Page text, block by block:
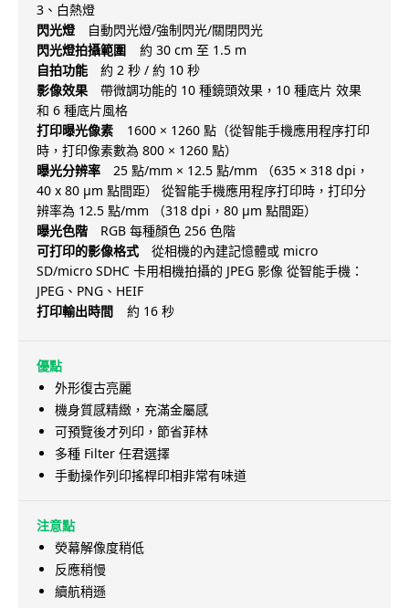
3、白熱燈
閃光燈
自動閃光燈/強制閃光/關閉閃光
閃光燈拍攝範圍
約 30 cm 至 1.5 m
自拍功能
約 2 秒 / 約 10 秒
影像效果
帶微調功能的 10 種鏡頭效果，10 種底片 效果
和 6 種底片風格
打印曝光像素
1600 × 1260 點（從智能手機應用程序打印
時，打印像素數為 800 × 1260 點）
曝光分辨率
25 點/mm × 12.5 點/mm （635 × 318 dpi，
40 x 80 μm 點間距） 從智能手機應用程序打印時，打印分
辨率為 12.5 點/mm （318 dpi，80 μm 點間距）
曝光色階
RGB 每種顏色 256 色階
可打印的影像格式
從相機的內建記憶體或 micro
SD/micro SDHC 卡用相機拍攝的 JPEG 影像 從智能手機：
JPEG、PNG、HEIF
打印輸出時間
約 16 秒
優點
外形復古亮麗
機身質感精緻，充滿金屬感
可預覽後才列印，節省菲林
多種 Filter 任君選擇
手動操作列印搖桿印相非常有味道
注意點
熒幕解像度稍低
反應稍慢
續航稍遜